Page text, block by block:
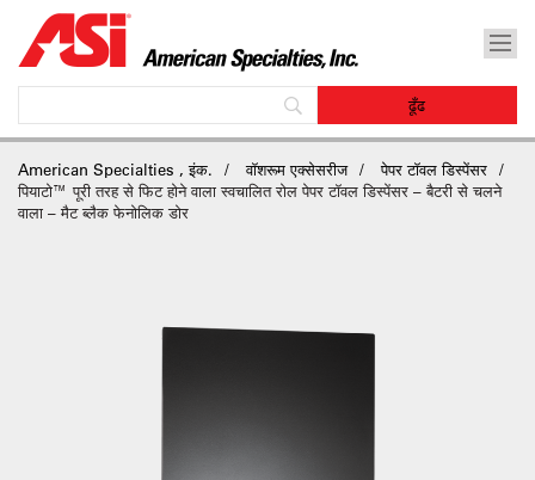
American Specialties , इंक. वॉशरूम एक्सेसरीज
पेपर टॉवल डिस्पेंसर
पियाटो™ पूरी तरह से फिट होने वाला स्वचालित रोल पेपर टॉवल डिस्पेंसर – बैटरी से चलने
वाला – मैट ब्लैक फेनोलिक डोर